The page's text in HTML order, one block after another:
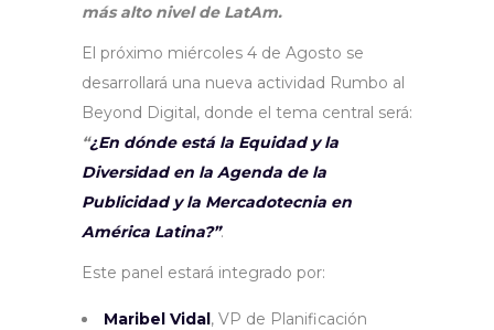
más alto nivel de LatAm.
El próximo miércoles 4 de Agosto se
desarrollará una nueva actividad Rumbo al
Beyond Digital, donde el tema central será:
“¿En dónde está la Equidad y la
Diversidad en la Agenda de la
Publicidad y la Mercadotecnia en
América Latina?”.
Este panel estará integrado por:
Maribel Vidal, VP de Planificación